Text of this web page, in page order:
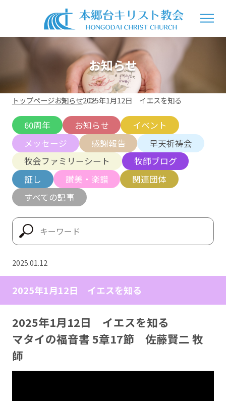
お知らせ
トップページお知らせ2025年1月12日 イエスを知る
60周年 お知らせ
イベント
メッセージ
感謝報告
早天祈祷会
牧会ファミリーシート
牧師ブログ
証し
讃美・楽譜
関連団体
すべての記事
2025.01.12
2025年1月12日 イエスを知る
2025年1月12日 イエスを知る
マタイの福音書 5章17節 佐藤賢二 牧
師